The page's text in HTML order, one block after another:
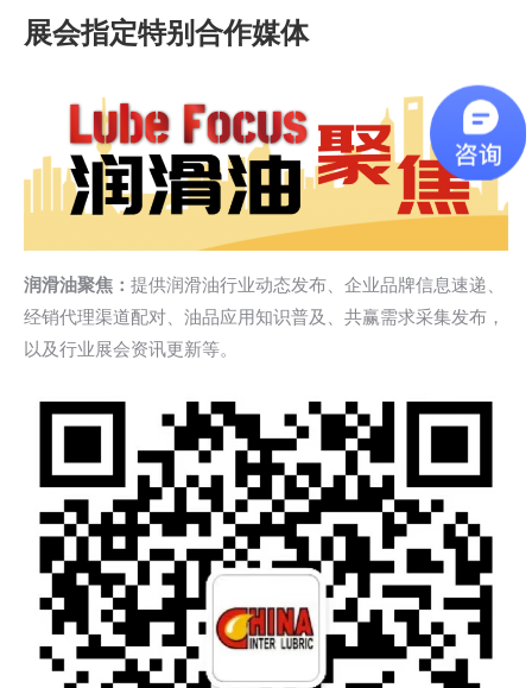
展会指定特别合作媒体
润滑油聚焦： 提供润滑油行业动态发布、企业品牌信息速递、
经销代理渠道配对、油品应用知识普及、共赢需求采集发布，
以及行业展会资讯更新等。